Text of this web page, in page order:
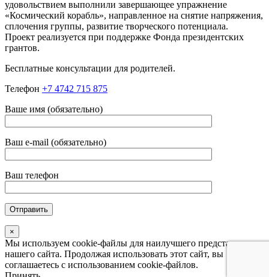
удовольствием выполнили завершающее упражнение
«Космический корабль», направленное на снятие напряжения,
сплочения группы, развитие творческого потенциала.
Проект реализуется при поддержке Фонда президентских
грантов.
Бесплатные консультации для родителей.
Телефон +7 4742 715 875
Ваше имя (обязательно)
Ваш e-mail (обязательно)
Ваш телефон
×
Мы используем cookie-файлы для наилучшего представления
нашего сайта. Продолжая использовать этот сайт, вы
соглашаетесь с использованием cookie-файлов.